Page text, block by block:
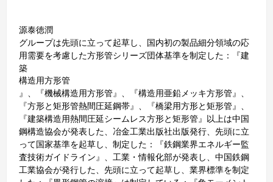
源泰徳潤
グループは先頭に立って起草し、国内初の製品細分領域の応
用需要を考慮した方形管シリーズ団体基準を制定した：『建
築
構造用方形管
』、『機械構造用方形管』、『構造用亜鉛メッキ方形管』、
『方形と矩形管熱間圧延鋼帯』、『橋梁用方形と矩形管』、
『建築構造用熱間圧延シームレス方形と矩形管』以上は中国
鋼構造協会が発表した、冶金工業出版社出版発行、先頭に立
って国家基準を起草し、制定した：『鉄鋼業界エネルギー監
査技術ガイドライン』、工業・情報化部が発表し、中国鉄鋼
工業協会が発行した、先頭に立って起草し、業界標準を制定